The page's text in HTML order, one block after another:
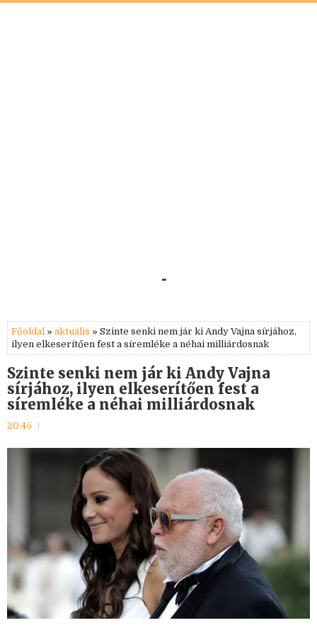
-
Főoldal » aktuális » Szinte senki nem jár ki Andy Vajna sírjához,
ilyen elkeserítően fest a síremléke a néhai milliárdosnak
Szinte senki nem jár ki Andy Vajna
sírjához, ilyen elkeserítően fest a
síremléke a néhai milliárdosnak
20:45